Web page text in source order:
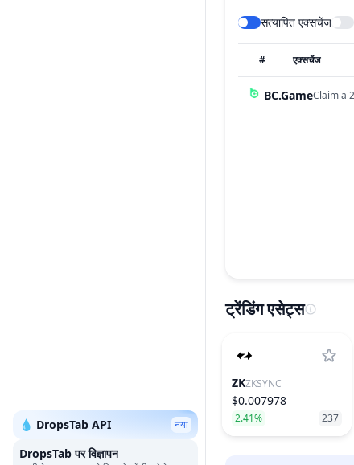
💧 DropsTab API नया
DropsTab पर विज्ञापन
सत्यापित एक्सचेंज
# एक्सचेंज
BC.GameClaim a
ट्रेंडिंग एसेट्स
ZKZKSYNC
$0.007978
2.41% 237